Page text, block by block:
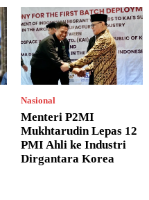
Nasional
Menteri P2MI
Mukhtarudin Lepas 12
PMI Ahli ke Industri
Dirgantara Korea